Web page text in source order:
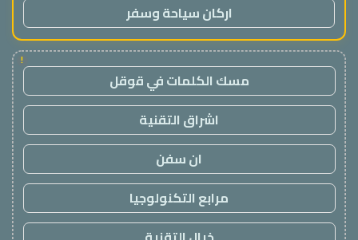
اركان سياحة وسفر
!
مسك الكلمات في قوقل
اشراق التقنية
ان سفن
مرابع التكنولوجيا